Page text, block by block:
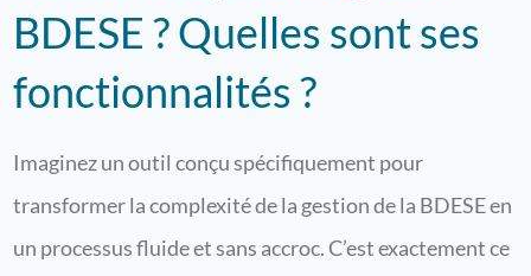
BDESE ? Quelles sont ses
fonctionnalités ?
Imaginez un outil conçu spécifiquement pour
transformer la complexité de la gestion de la BDESE en
un processus fluide et sans accroc. C’est exactement ce